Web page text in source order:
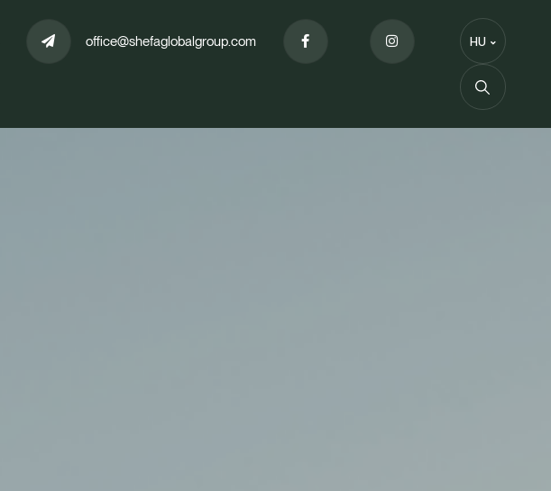
office@shefaglobalgroup.com HU